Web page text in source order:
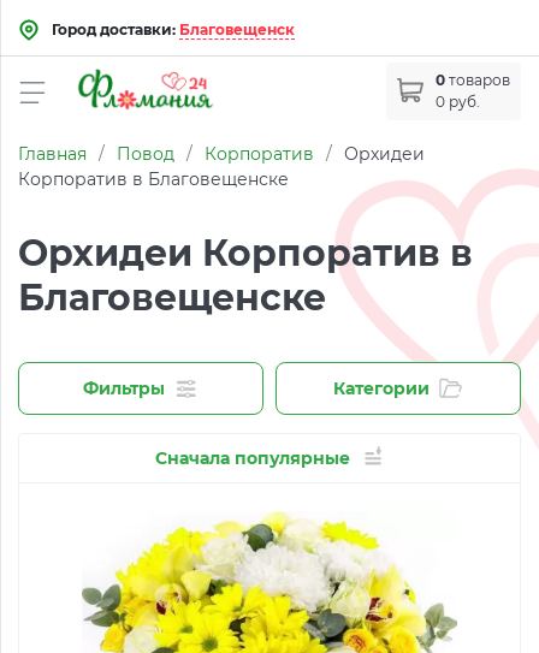
Город доставки: Благовещенск
0 товаров
0 руб.
Главная / Повод / Корпоратив / Орхидеи
Корпоратив в Благовещенске
Орхидеи Корпоратив в
Благовещенске
Фильтры Категории
Сначала популярные